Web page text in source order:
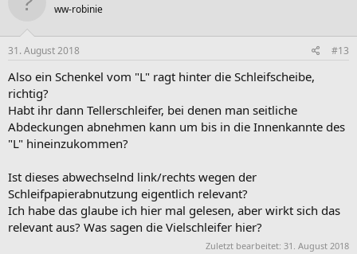
ww-robinie
31. August 2018 #13
Also ein Schenkel vom "L" ragt hinter die Schleifscheibe,
richtig?
Habt ihr dann Tellerschleifer, bei denen man seitliche
Abdeckungen abnehmen kann um bis in die Innenkannte des
"L" hineinzukommen?
Ist dieses abwechselnd link/rechts wegen der
Schleifpapierabnutzung eigentlich relevant?
Ich habe das glaube ich hier mal gelesen, aber wirkt sich das
relevant aus? Was sagen die Vielschleifer hier?
Zuletzt bearbeitet: 31. August 2018